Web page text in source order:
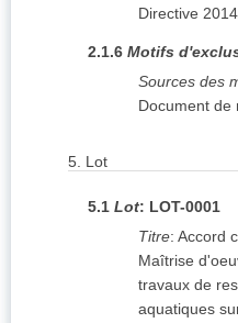
Directive
2.1.6 Motifs
Sources des
Document de
5. Lot
5.1 Lot: LOT-0001
Titre: Accord
Maîtrise
travaux de
aquatiques